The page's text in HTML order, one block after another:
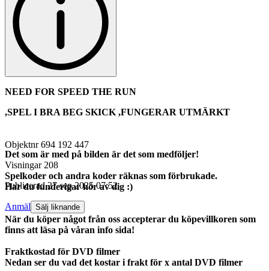
NEED FOR SPEED THE RUN
,SPEL I BRA BEG SKICK ,FUNGERAR UTMÄRKT
Det som är med på bilden är det som medföljer!
Spelkoder och andra koder räknas som förbrukade.
Har du funderigar hör av dig :)
När du köper något från oss accepterar du köpevillkoren som
finns att läsa på våran info sida!
Fraktkostad för DVD filmer
Nedan ser du vad det kostar i frakt för x antal DVD filmer
Objektnr 694 192 447
Visningar 208
Publicerad 27 sep 2025 07:52
Anmäl Sälj liknande